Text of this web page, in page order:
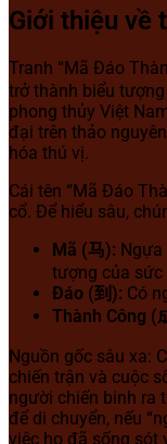
Giới thiệu về
Tranh “Mã Đáo
trở thành biểu
phong thủy Việt
đại trên thảo
hóa thú vị.
Cái tên “Mã Đáo
cổ. Để hiểu sâu,
Mã (马):
tượng của sức
Đáo (到): Có
Thành Công (
Nguồn gốc sâu xa:
chiến trận và cuộc
người chiến binh ra
để di chuyển, nếu
việc họ đã sống sót